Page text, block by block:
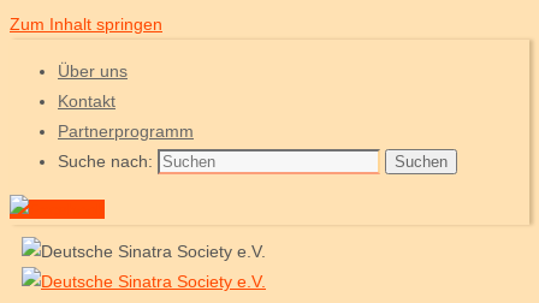
Zum Inhalt springen
Über uns
Kontakt
Partnerprogramm
Suche nach:
Suchen